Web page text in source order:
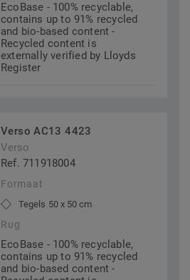
EcoBase - 100% recyclable,
contains up to 91% recycled
and bio-based content -
Recycled content is
externally verified by Lloyds
Register
Verso AC13 4423
Verso
Ref. 711918004
Formaat
Tegels 50 x 50 cm
Rug
EcoBase - 100% recyclable,
contains up to 91% recycled
and bio-based content -